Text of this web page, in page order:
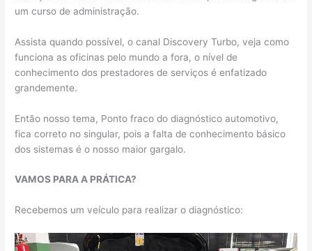
um curso de administração.
Assista quando possível, o canal Discovery Turbo, veja como
funciona as oficinas pelo mundo a fora, o nível de
conhecimento dos prestadores de serviços é enfatizado
grandemente.
Então nosso tema, Ponto fraco do diagnóstico automotivo,
fica correto no singular, pois a falta de conhecimento básico
dos sistemas é o nosso maior gargalo.
VAMOS PARA A PRÁTICA?
Recebemos um veículo para realizar o diagnóstico: